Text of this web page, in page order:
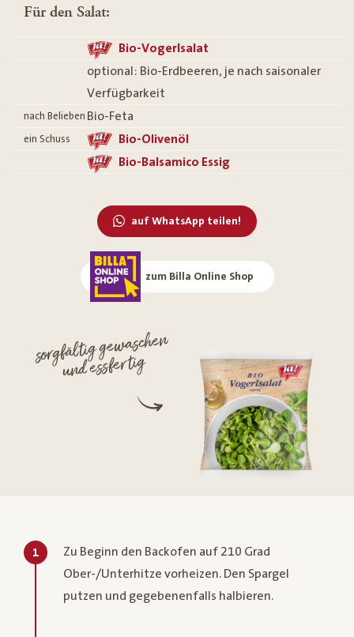
Für den Salat:
Bio-Vogerlsalat
optional: Bio-Erdbeeren, je nach saisonaler
Verfügbarkeit
nach Belieben Bio-Feta
ein Schuss
Bio-Olivenöl
Bio-Balsamico Essig
auf WhatsApp teilen!
zum Billa Online Shop
sorgfältig gewaschen
und essfertig
1
Zu Beginn den Backofen auf 210 Grad
Ober-/Unterhitze vorheizen. Den Spargel
putzen und gegebenenfalls halbieren.